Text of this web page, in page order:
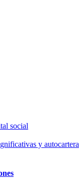
social
y autocartera